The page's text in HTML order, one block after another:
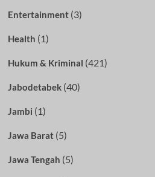
Entertainment(3)
Health (1)
Hukum & Kriminal (421)
Jabodetabek(40)
Jambi (1)
Jawa Barat(5)
Jawa Tengah (5)